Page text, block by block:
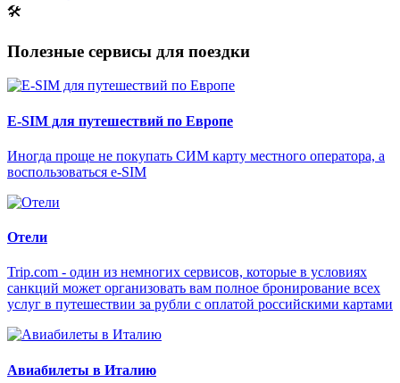
🛠
Полезные сервисы для поездки
E-SIM для путешествий по Европе
Иногда проще не покупать СИМ карту местного оператора, а
воспользоваться e-SIM
Отели
Trip.com - один из немногих сервисов, которые в условиях
санкций может организовать вам полное бронирование всех
услуг в путешествии за рубли с оплатой российскими картами
Авиабилеты в Италию